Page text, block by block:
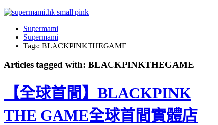
Supermami
Supermami
Tags: BLACKPINKTHEGAME
Articles tagged with: BLACKPINKTHEGAME
【全球首間】BLACKPINK
THE GAME全球首間實體店